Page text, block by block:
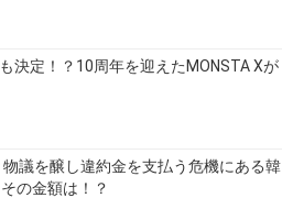
決定！？10周年を迎えたMONSTA Xが
議を醸し違約金を支払う危機にある韓
の金額は！？